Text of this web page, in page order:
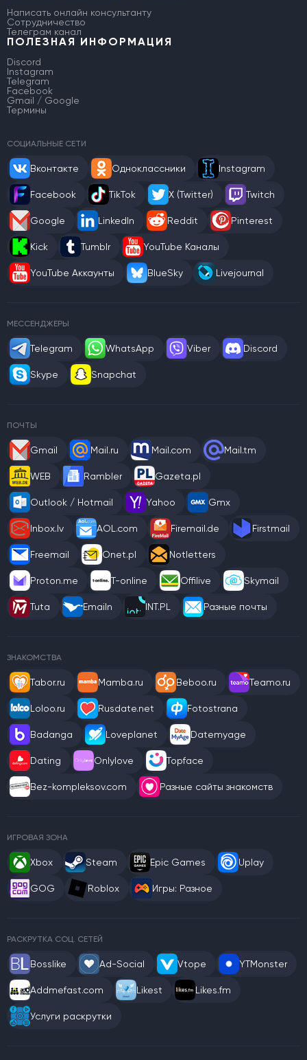
Написать онлайн консультанту
Сотрудничество
Телеграм канал
ПОЛЕЗНАЯ ИНФОРМАЦИЯ
Discord
Instagram
Telegram
Facebook
Gmail / Google
Термины
СОЦИАЛЬНЫЕ СЕТИ
Вконтакте Одноклассники Instagram
Facebook TikTok X (Twitter) Twitch
Google LinkedIn Reddit Pinterest
Kick Tumblr YouTube Каналы
YouTube Аккаунты BlueSky Livejournal
МЕССЕНДЖЕРЫ
Telegram WhatsApp Viber Discord
Skype Snapchat
ПОЧТЫ
Gmail Mail.ru Mail.com Mail.tm
WEB Rambler Gazeta.pl
Outlook / Hotmail Yahoo Gmx
Inbox.lv AOL.com Firemail.de Firstmail
Freemail Onet.pl Notletters
Proton.me T-online Offilive Skymail
Tuta Emailn INT.PL Разные почты
ЗНАКОМСТВА
Tabor.ru Mamba.ru Beboo.ru Teamo.ru
Loloo.ru Rusdate.net Fotostrana
Badanga Loveplanet Datemyage
Dating Onlylove Topface
Bez-kompleksov.com Разные сайты знакомств
ИГРОВАЯ ЗОНА
Xbox Steam Epic Games Uplay
GOG Roblox Игры: Разное
РАСКРУТКА СОЦ. СЕТЕЙ
Bosslike Ad-Social Vtope YTMonster
Addmefast.com Likest Likes.fm
Услуги раскрутки